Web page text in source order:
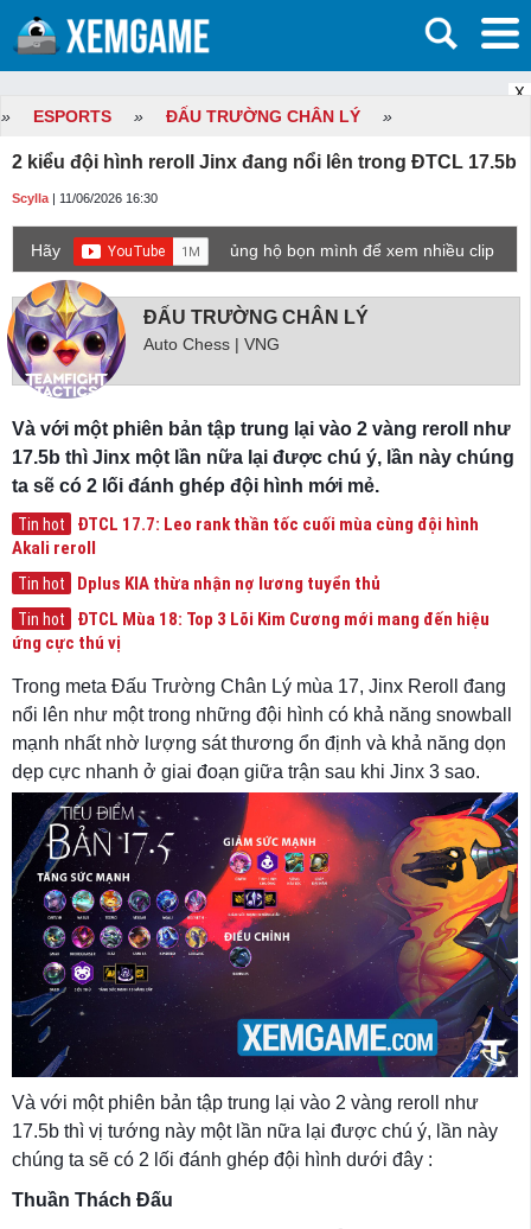
X
» ESPORTS » ĐẤU TRƯỜNG CHÂN LÝ »
2 kiểu đội hình reroll Jinx đang nổi lên trong ĐTCL 17.5b
Scylla | 11/06/2026 16:30
Hãy
ủng hộ bọn mình để xem nhiều clip
game mới hơn nhé!
ĐẤU TRƯỜNG CHÂN LÝ
Auto Chess | VNG
Và với một phiên bản tập trung lại vào 2 vàng reroll như
17.5b thì Jinx một lần nữa lại được chú ý, lần này chúng
ta sẽ có 2 lối đánh ghép đội hình mới mẻ.
Tin hot
ĐTCL 17.7: Leo rank thần tốc cuối mùa cùng đội hình
Akali reroll
Tin hot Dplus KIA thừa nhận nợ lương tuyển thủ
Tin hot
ĐTCL Mùa 18: Top 3 Lõi Kim Cương mới mang đến hiệu
ứng cực thú vị
Trong meta Đấu Trường Chân Lý mùa 17, Jinx Reroll đang
nổi lên như một trong những đội hình có khả năng snowball
mạnh nhất nhờ lượng sát thương ổn định và khả năng dọn
dẹp cực nhanh ở giai đoạn giữa trận sau khi Jinx 3 sao.
Và với một phiên bản tập trung lại vào 2 vàng reroll như
17.5b thì vị tướng này một lần nữa lại được chú ý, lần này
chúng ta sẽ có 2 lối đánh ghép đội hình dưới đây :
Thuần Thách Đấu